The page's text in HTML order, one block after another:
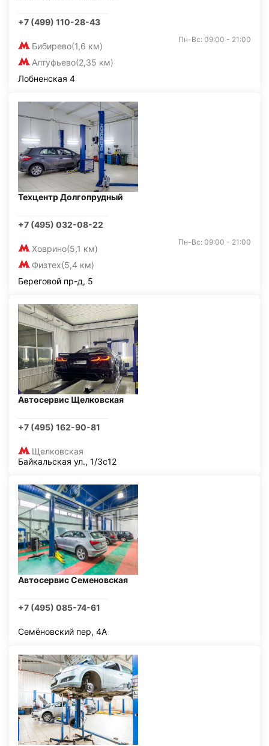
+7 (499) 110-28-43
Бибирево(1,6 км)
Алтуфьево(2,35 км)
Пн-Вс: 09:00 - 21:00
Лобненская 4
Техцентр Долгопрудный
+7 (495) 032-08-22
Ховрино(5,1 км)
Физтех(5,4 км)
Пн-Вс: 09:00 - 21:00
Береговой пр-д, 5
Автосервис Щелковская
+7 (495) 162-90-81
Щелковская
Байкальская ул., 1/3с12
Автосервис Семеновская
+7 (495) 085-74-61
Семёновский пер, 4А